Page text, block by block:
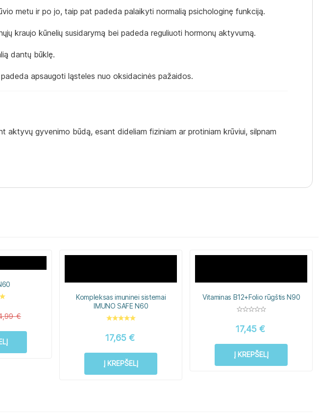
metu ir po jo, taip pat padeda palaikyti normalią psichologinę funkciją.
kraujo kūnelių susidarymą bei padeda reguliuoti hormonų aktyvumą.
dantų būklę.
apsaugoti ląsteles nuo oksidacinės pažaidos.
aktyvų gyvenimo būdą, esant dideliam fiziniam ar protiniam krūviui, silpnam
€
Kompleksas imuninei sistemai
IMUNO SAFE N60
17,65€
Į KREPŠELĮ
Vitaminas B12+Folio rūgštis N90
17,45€
Į KREPŠELĮ